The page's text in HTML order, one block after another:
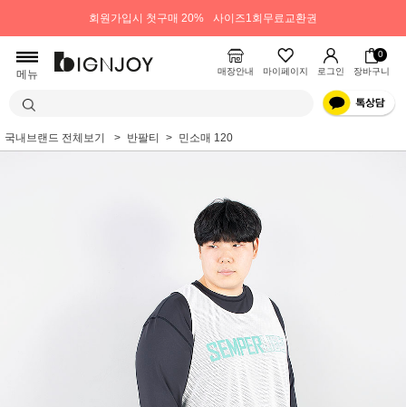
회원가입시 첫구매 20% 사이즈1회무료교환권
메뉴 매장안내 마이페이지 로그인
0
장바구니
국내브랜드 전체보기 반팔티 민소매 120